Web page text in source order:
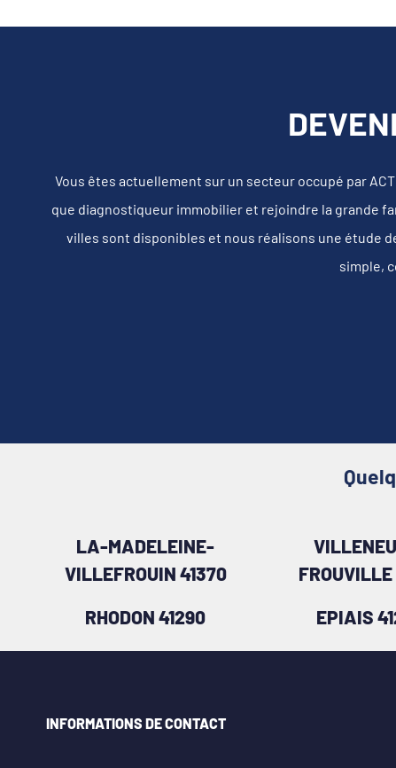
Vous êtes actuellement sur un secteur occupé par
que diagnostiqueur immobilier et rejoindre la grande
villes sont disponibles et nous réalisons une étude
simple,
LA-MADELEINE-
VILLEFROUIN 41370
RHODON 41290 EPIAIS
INFORMATIONS DE CONTACT